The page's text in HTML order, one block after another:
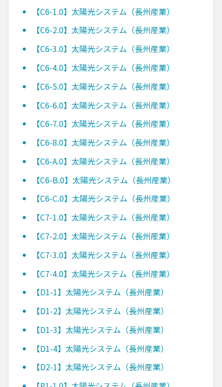
【C6-1.0】太陽光システム（長州産業）
【C6-2.0】太陽光システム（長州産業）
【C6-3.0】太陽光システム（長州産業）
【C6-4.0】太陽光システム（長州産業）
【C6-5.0】太陽光システム（長州産業）
【C6-6.0】太陽光システム（長州産業）
【C6-7.0】太陽光システム（長州産業）
【C6-8.0】太陽光システム（長州産業）
【C6-A.0】太陽光システム（長州産業）
【C6-B.0】太陽光システム（長州産業）
【C6-C.0】太陽光システム（長州産業）
【C7-1.0】太陽光システム（長州産業）
【C7-2.0】太陽光システム（長州産業）
【C7-3.0】太陽光システム（長州産業）
【C7-4.0】太陽光システム（長州産業）
【D1-1】太陽光システム（長州産業）
【D1-2】太陽光システム（長州産業）
【D1-3】太陽光システム（長州産業）
【D1-4】太陽光システム（長州産業）
【D2-1】太陽光システム（長州産業）